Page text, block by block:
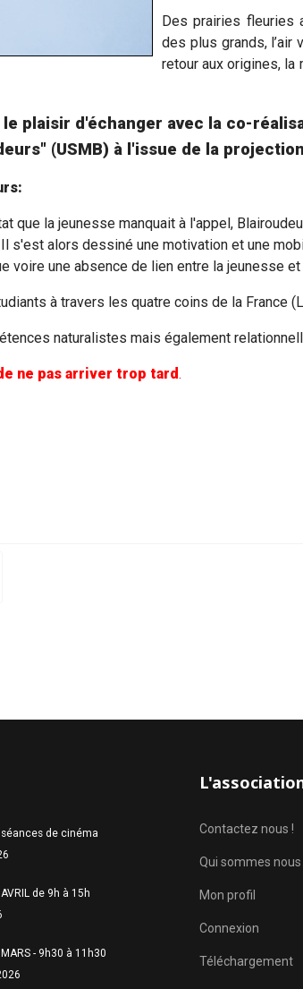
Des prairies fleuries
des plus grands, l’air
retour aux origines, la
le plaisir d'échanger avec la co-
(USMB) à l'issue de la
que la jeunesse manquait à l'appel,
s'est alors dessiné une motivation et une
voire une absence de lien entre la jeunesse
à travers les quatre coins de la France
naturalistes mais également
ne pas arriver trop tard.
de cinéma
de 9h à 15h
- 9h30 à 11h30
Contactez nous !
Qui sommes nous
Mon profil
Connexion
Téléchargement